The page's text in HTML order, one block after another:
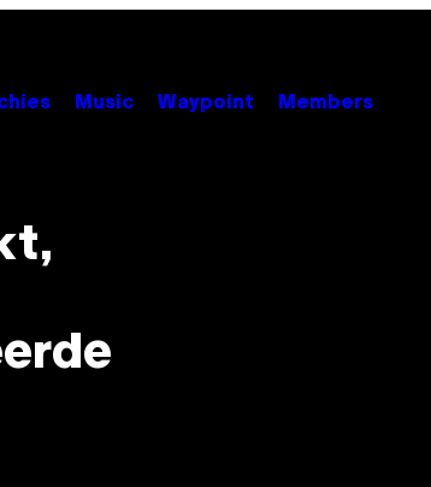
Music Waypoint Members